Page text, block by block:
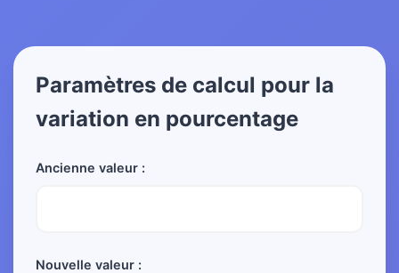
Paramètres de calcul pour la
variation en pourcentage
Ancienne valeur :
Nouvelle valeur :